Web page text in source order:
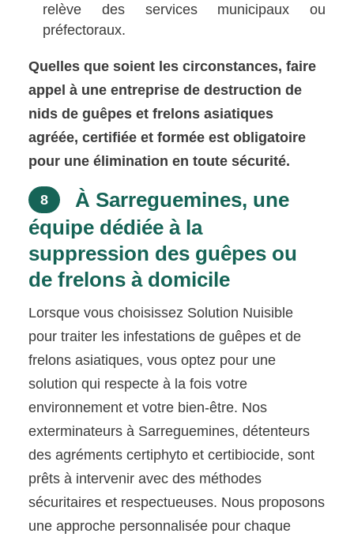
relève des services municipaux ou
préfectoraux.
Quelles que soient les circonstances, faire
appel à une entreprise de destruction de
nids de guêpes et frelons asiatiques
agréée, certifiée et formée est obligatoire
pour une élimination en toute sécurité.
8
À Sarreguemines, une
équipe dédiée à la
suppression des guêpes ou
de frelons à domicile
Lorsque vous choisissez Solution Nuisible
pour traiter les infestations de guêpes et de
frelons asiatiques, vous optez pour une
solution qui respecte à la fois votre
environnement et votre bien-être. Nos
exterminateurs à Sarreguemines, détenteurs
des agréments certiphyto et certibiocide, sont
prêts à intervenir avec des méthodes
sécuritaires et respectueuses. Nous proposons
une approche personnalisée pour chaque